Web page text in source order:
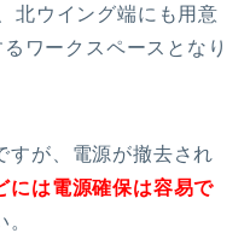
北ウイング端にも用意
ワークスペースとなり
すが、電源が撤去され
には電源確保は容易で